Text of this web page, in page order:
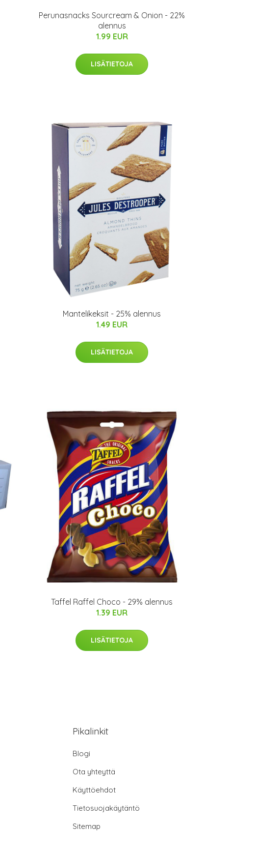
Perunasnacks Sourcream & Onion - 22%
alennus
1.99 EUR
LISÄTIETOJA
Mantelikeksit - 25% alennus
1.49 EUR
LISÄTIETOJA
Taffel Raffel Choco - 29% alennus
1.39 EUR
LISÄTIETOJA
Pikalinkit
Blogi
Ota yhteyttä
Käyttöehdot
Tietosuojakäytäntö
Sitemap